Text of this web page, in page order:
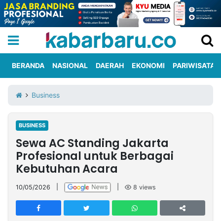
Iklan
Berita
Kami
Nasional
International
Olahraga
Entertainment
Daerah
Pariwisata
Kuliner
Kolom
Network
PT
TREETAN
BERANDA NASIONAL DAERAH EKONOMI PARIWISATA
Business
BUSINESS
Sewa AC Standing Jakarta
Profesional untuk Berbagai
Kebutuhan Acara
10/05/2026 8 views